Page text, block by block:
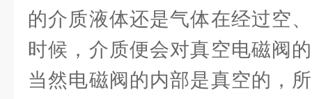
的介质液体还是气体在经过空
时候，介质便会对真空电磁阀
当然电磁阀的内部是真空的，